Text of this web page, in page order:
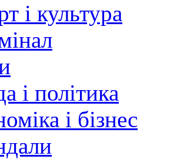
і культура
і політика
і бізнес